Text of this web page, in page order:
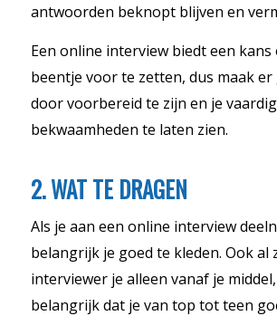
antwoorden beknopt blijven en
Een online interview biedt een kans
beentje voor te zetten, dus maak
door voorbereid te zijn en je
bekwaamheden te laten zien.
2. WAT TE DRAGEN
Als je aan een online interview
belangrijk je goed te kleden. Ook al
interviewer je alleen vanaf je
belangrijk dat je van top tot teen